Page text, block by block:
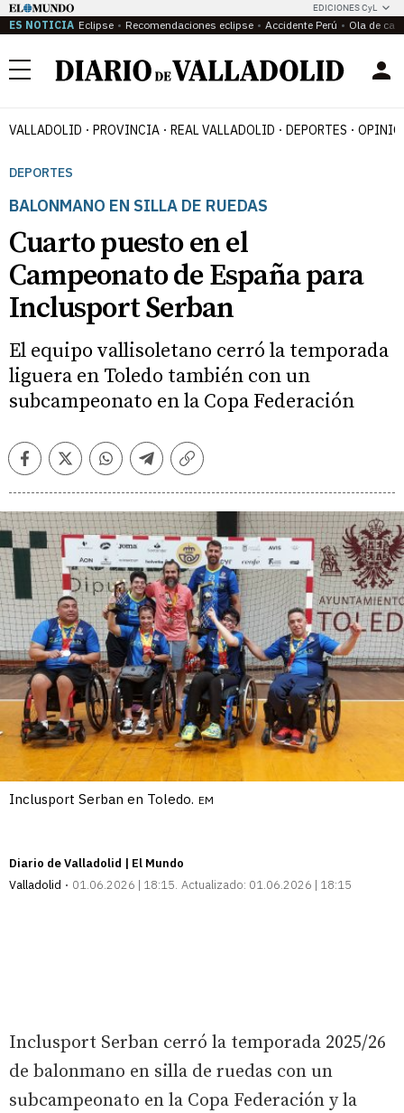
EDICIONES CyL
ES NOTICIA Eclipse Recomendaciones eclipse Accidente Perú Ola de
Menú
VALLADOLID PROVINCIA REAL VALLADOLID DEPORTES
DEPORTES
BALONMANO EN SILLA DE RUEDAS
Cuarto puesto en el
Campeonato de España para
Inclusport Serban
El equipo vallisoletano cerró la temporada
liguera en Toledo también con un
subcampeonato en la Copa Federación
FacebookTwitterWhatsappTelegramCopiar
Inclusport Serban en Toledo. EM
Diario de Valladolid | El Mundo
Valladolid
01.06.2026 | 18:15 Actualizado: 01.06.2026 | 18:15
Inclusport Serban cerró la temporada 2025/26
de balonmano en silla de ruedas con un
subcampeonato en la Copa Federación y la